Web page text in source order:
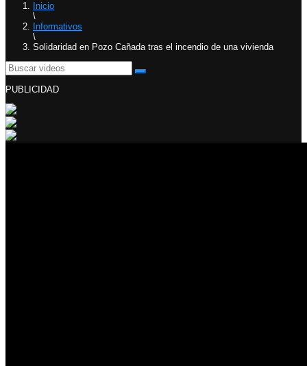
Inicio
\
Informativos
\
Solidaridad en Pozo Cañada tras el incendio de una vivienda
PUBLICIDAD